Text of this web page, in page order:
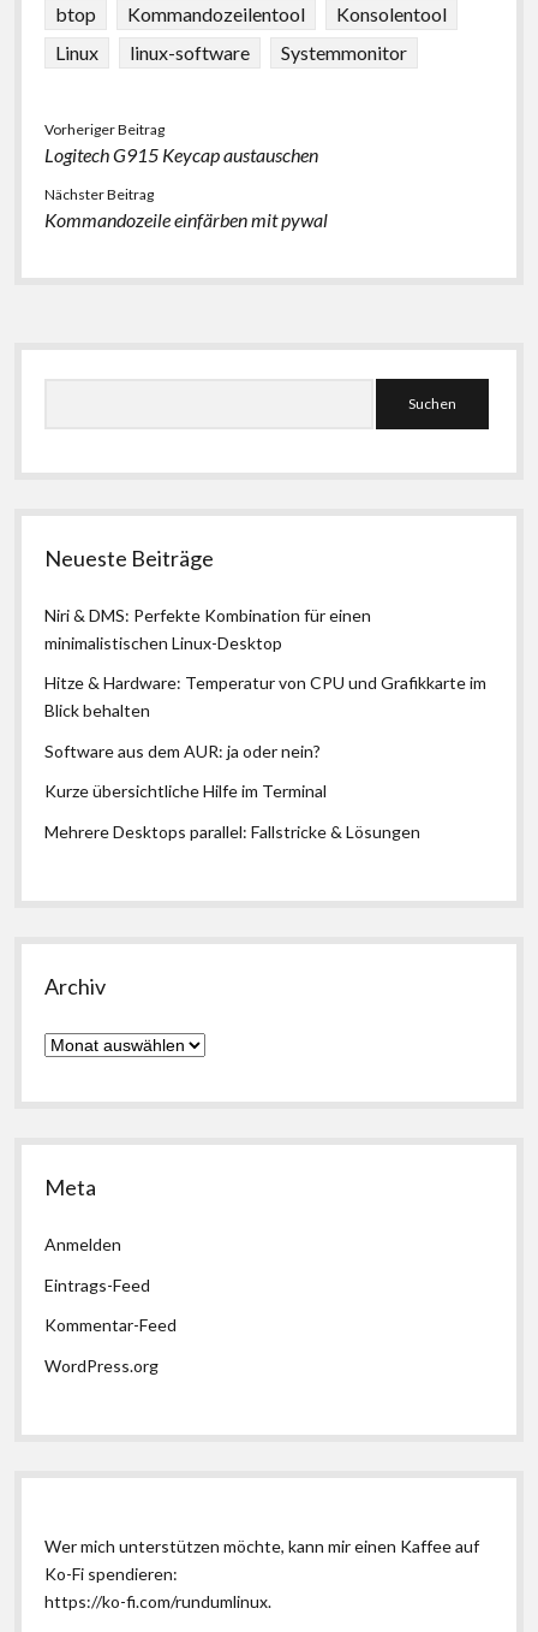
btop Kommandozeilentool
Konsolentool
Linux
linux-software Systemmonitor
Vorheriger Beitrag
Logitech G915 Keycap austauschen
Nächster Beitrag
Kommandozeile einfärben mit pywal
Seitenleiste
Neueste Beiträge
Niri & DMS: Perfekte Kombination für einen
minimalistischen Linux-Desktop
Hitze & Hardware: Temperatur von CPU und Grafikkarte im
Blick behalten
Software aus dem AUR: ja oder nein?
Kurze übersichtliche Hilfe im Terminal
Mehrere Desktops parallel: Fallstricke & Lösungen
Archiv
Archiv
Meta
Anmelden
Eintrags-Feed
Kommentar-Feed
WordPress.org
Wer mich unterstützen möchte, kann mir einen Kaffee auf
Ko-Fi spendieren:
https://ko-fi.com/rundumlinux.